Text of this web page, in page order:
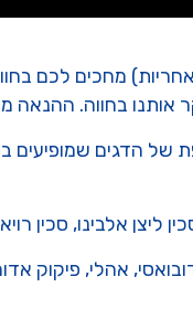
מחכים לכם
אותנו בחווה. ההנאה
הדגים שמופיעים
ליצן אלבינו, סכין
אהלי, פיקוק